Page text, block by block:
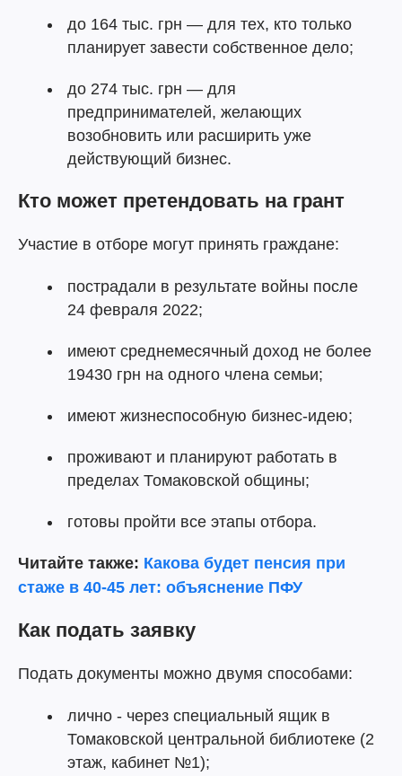
до 164 тыс. грн — для тех, кто только
планирует завести собственное дело;
до 274 тыс. грн — для
предпринимателей, желающих
возобновить или расширить уже
действующий бизнес.
Кто может претендовать на грант
Участие в отборе могут принять граждане:
пострадали в результате войны после
24 февраля 2022;
имеют среднемесячный доход не более
19430 грн на одного члена семьи;
имеют жизнеспособную бизнес-идею;
проживают и планируют работать в
пределах Томаковской общины;
готовы пройти все этапы отбора.
Читайте также: Какова будет пенсия при
стаже в 40-45 лет: объяснение ПФУ
Как подать заявку
Подать документы можно двумя способами:
лично - через специальный ящик в
Томаковской центральной библиотеке (2
этаж, кабинет №1);